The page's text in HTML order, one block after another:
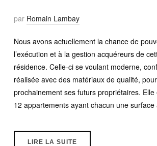
par Romain Lambay
Nous avons actuellement la chance de
l’exécution et à la gestion acquéreurs de
résidence. Celle-ci se voulant moderne,
réalisée avec des matériaux de qualité,
prochainement ses futurs propriétaires.
12 appartements ayant chacun une
LIRE LA SUITE